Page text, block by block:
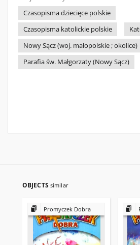
Czasopisma dziecięce polskie
Czasopisma katolickie polskie
Nowy Sącz (woj. małopolskie ; okolice)
Parafia św. Małgorzaty (Nowy Sącz)
OBJECTS similar
Promyczek Dobra